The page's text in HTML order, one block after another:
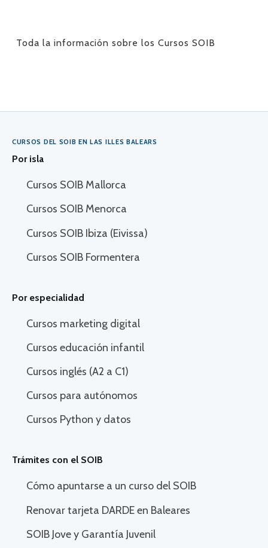
Toda la información sobre los Cursos SOIB
CURSOS DEL SOIB EN LAS ILLES BALEARS
Por isla
Cursos SOIB Mallorca
Cursos SOIB Menorca
Cursos SOIB Ibiza (Eivissa)
Cursos SOIB Formentera
Por especialidad
Cursos marketing digital
Cursos educación infantil
Cursos inglés (A2 a C1)
Cursos para autónomos
Cursos Python y datos
Trámites con el SOIB
Cómo apuntarse a un curso del SOIB
Renovar tarjeta DARDE en Baleares
SOIB Jove y Garantía Juvenil